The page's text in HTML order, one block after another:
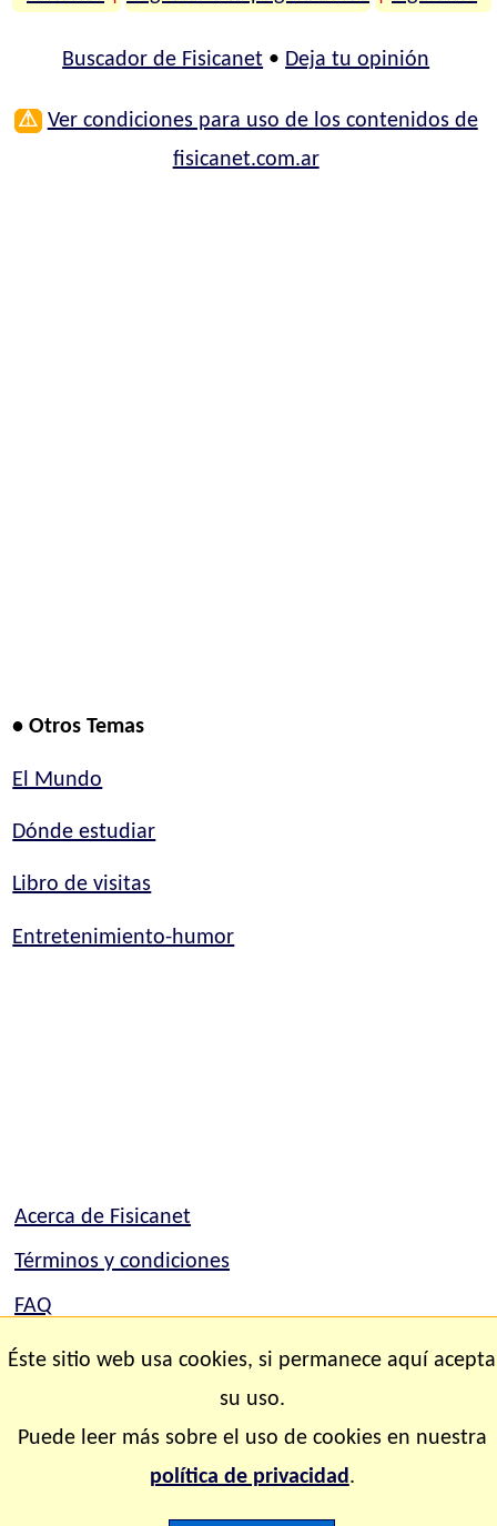
Buscador de Fisicanet • Deja tu opinión
⚠ Ver condiciones para uso de los contenidos de
fisicanet.com.ar
• Otros Temas
El Mundo
Dónde estudiar
Libro de visitas
Entretenimiento-humor
Acerca de Fisicanet
Términos y condiciones
FAQ
Mapa del sitio
Copyright © 2.000-2.028 Fisicanet ® Todos los
Éste sitio web usa cookies, si permanece aquí acepta
su uso.
Puede leer más sobre el uso de cookies en nuestra
política de privacidad.